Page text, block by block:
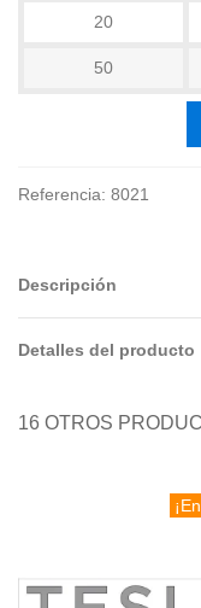
20
50
Referencia: 8021
Descripción
Detalles del producto
16 OTROS